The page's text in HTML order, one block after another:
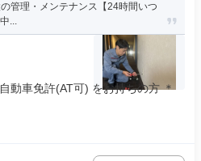
管理・メンテナンス【24時間いつ
...
動車免許(AT可) をお持ちの方 ＊